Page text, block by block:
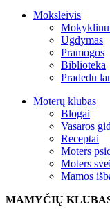
Moksleivis
Ugdymas
Pramogos
Biblioteka
Pradedu
Moterų klubas
Blogai
Vasaros
Receptai
Moters
Moters
Mamos
MAMYČIŲ